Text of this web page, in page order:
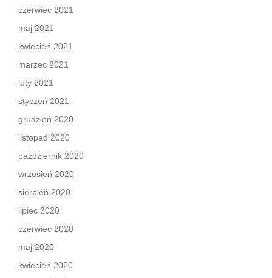
czerwiec 2021
maj 2021
kwiecień 2021
marzec 2021
luty 2021
styczeń 2021
grudzień 2020
listopad 2020
październik 2020
wrzesień 2020
sierpień 2020
lipiec 2020
czerwiec 2020
maj 2020
kwiecień 2020